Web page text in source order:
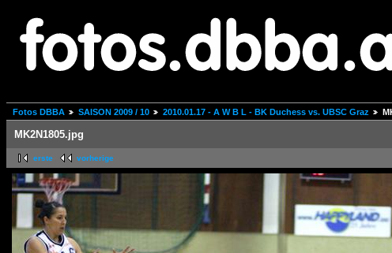
Fotos DBBA SAISON 2009 / 10 2010.01.17 - A W B L - BK Duchess vs. UBSC Graz
MK2N1805.jpg
erste vorherige